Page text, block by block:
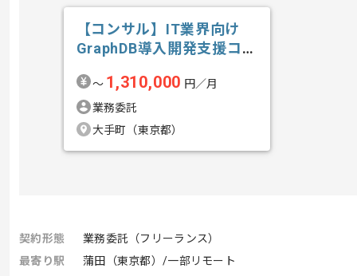
【コンサル】IT業界向け
GraphDB導入開発支援コン
〜 1,310,000 円／月
業務委託
大手町（東京都）
契約形態
業務委託（フリーランス）
最寄り駅
蒲田（東京都）/一部リモート